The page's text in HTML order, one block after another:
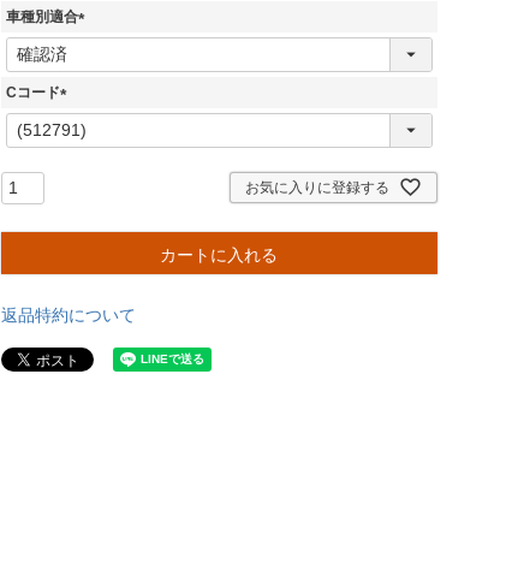
須
車種別適合
(
Cコード
(
必
お気に入りに登録する
カートに入れる
返品特約について